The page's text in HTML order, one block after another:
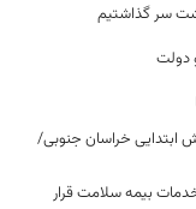
سر گذاشتیم
دولت
ابتدایی خراسان جنوبی/
بیمه سلامت قرار